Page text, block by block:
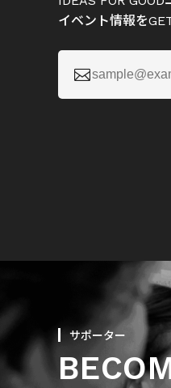
イベント情報を

サポーター